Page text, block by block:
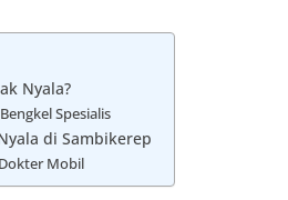
Nyala?
Spesialis
di Sambikerep
Mobil